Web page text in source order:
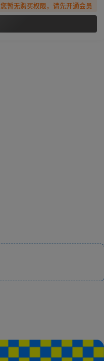
您暂无购买权限，请先开通会员